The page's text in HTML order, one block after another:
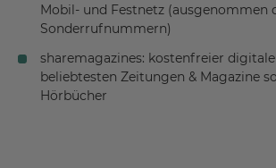
Mobil- und Festnetz (ausgenommen
Sonderrufnummern)
sharemagazines: kostenfreier
beliebtesten Zeitungen & Magazine
Hörbücher